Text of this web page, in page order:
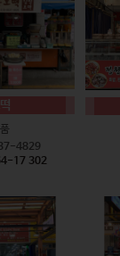
4829
17 302